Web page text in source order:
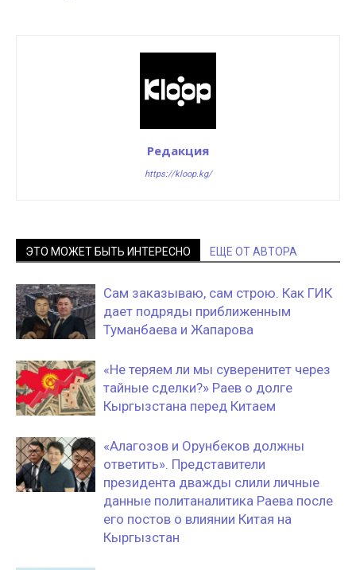
Редакция
https://kloop.kg/
ЭТО МОЖЕТ БЫТЬ ИНТЕРЕСНО ЕЩЕ ОТ АВТОРА
Сам заказываю, сам строю. Как ГИК
дает подряды приближенным
Туманбаева и Жапарова
«Не теряем ли мы суверенитет через
тайные сделки?» Раев о долге
Кыргызстана перед Китаем
«Алагозов и Орунбеков должны
ответить». Представители
президента дважды слили личные
данные политаналитика Раева после
его постов о влиянии Китая на
Кыргызстан